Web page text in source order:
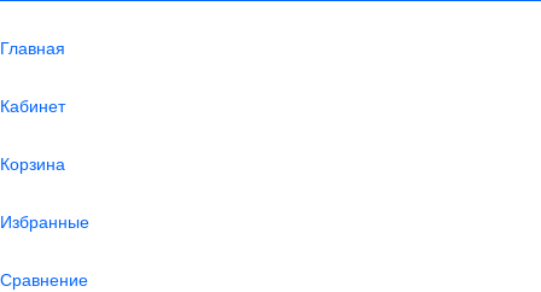
Главная
Кабинет
Корзина
Избранные
Сравнение